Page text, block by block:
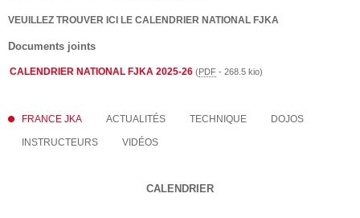
VEUILLEZ TROUVER ICI LE CALENDRIER NATIONAL FJKA
Documents joints
CALENDRIER NATIONAL FJKA 2025-26 (PDF -268.5 kio)
FRANCE JKA ACTUALITÉS TECHNIQUE DOJOS
INSTRUCTEURS VIDÉOS
CALENDRIER